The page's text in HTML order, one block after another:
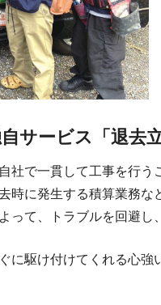
サービス「退去
社で一貫して工事を行
時に発生する積算業務
って、トラブルを回避
に駆け付けてくれる心